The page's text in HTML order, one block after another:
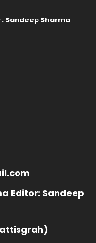
Sandeep Sharma
Editor: Sandeep